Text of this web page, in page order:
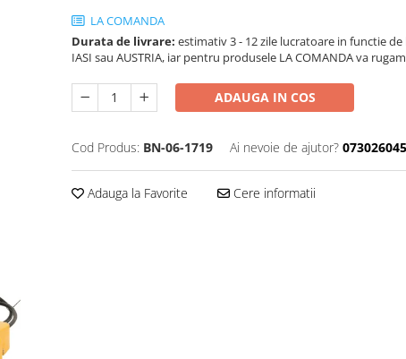
LA COMANDA
Durata de livrare: estimativ 3 - 12 zile lucratoare in functie
IASI sau AUSTRIA, iar pentru produsele LA COMANDA va
ADAUGA IN COS
Cod Produs: BN-06-1719 Ai nevoie de ajutor?
Adauga la Favorite Cere informatii